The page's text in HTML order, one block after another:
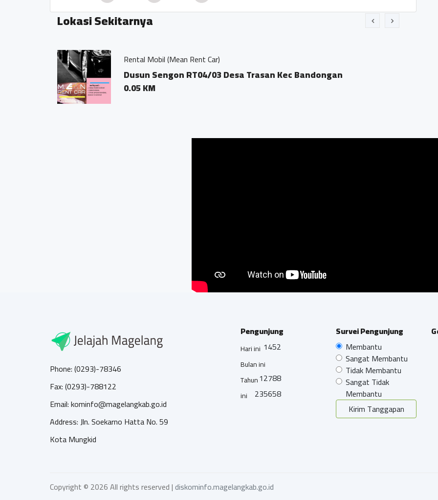
Lokasi Sekitarnya
Watu Gong
Dusun Sengon RT04/03 Desa Trasan Kecamatan Bandongan
Phone: (0293)-78346
Fax: (0293)-788122
Email: kominfo@magelangkab.go.id
Address: Jln. Soekarno Hatta No. 59
Kota Mungkid
Pengunjung
Hari ini 1452
Bulan ini
12788
Tahun
ini
235658
Survei Pengunjung
Membantu
Sangat Membantu
Tidak Membantu
Sangat Tidak
Membantu
Kirim Tanggapan
Copyright © 2026 All rights reserved |diskominfo.magelangkab.go.id